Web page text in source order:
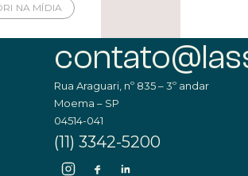
NA MÍDIA
Rua Araguari, nº 835 – 3º andar
Moema – SP
04514-041
(11) 3342-5200